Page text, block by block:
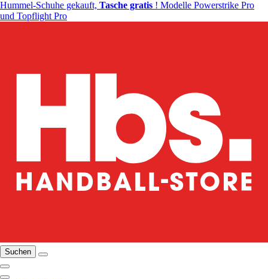
Hummel-Schuhe gekauft, Tasche gratis ! Modelle Powerstrike Pro
und Topflight Pro
Suchen